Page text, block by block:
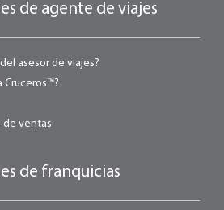
de agente de viajes
asesor de viajes?
Cruceros™?
de ventas
de franquicias